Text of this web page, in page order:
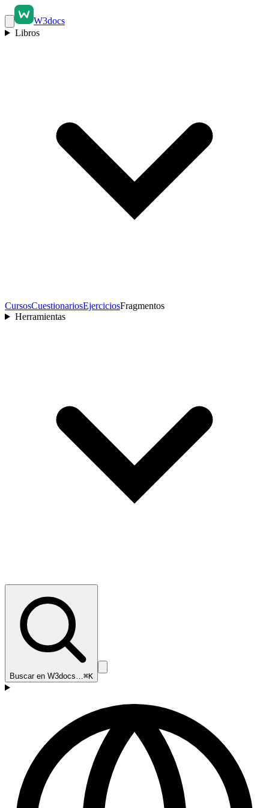
W3docs
Libros
CursosCuestionariosEjerciciosFragmentos
Herramientas
Buscar en W3docs…⌘K